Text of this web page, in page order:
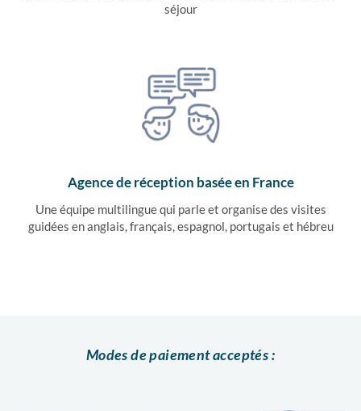
séjour
Agence de réception basée en France
Une équipe multilingue qui parle et organise des visites
guidées en anglais, français, espagnol, portugais et hébreu
Modes de paiement acceptés :